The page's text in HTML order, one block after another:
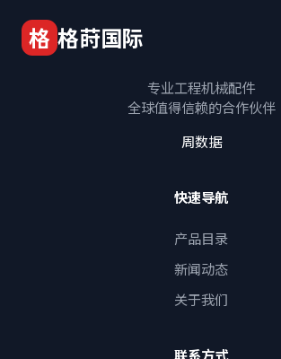
格 格莳国际
专业工程机械配件
全球值得信赖的合作伙伴
周数据
快速导航
产品目录
新闻动态
关于我们
联系方式